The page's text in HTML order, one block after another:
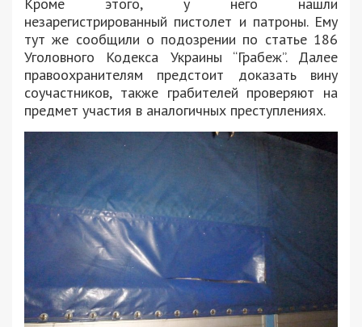
незарегистрированный пистолет и патроны. Ему
тут же сообщили о подозрении по статье 186
Уголовного Кодекса Украины “Грабеж”. Далее
правоохранителям предстоит доказать вину
соучастников, также грабителей проверяют на
предмет участия в аналогичных преступлениях.